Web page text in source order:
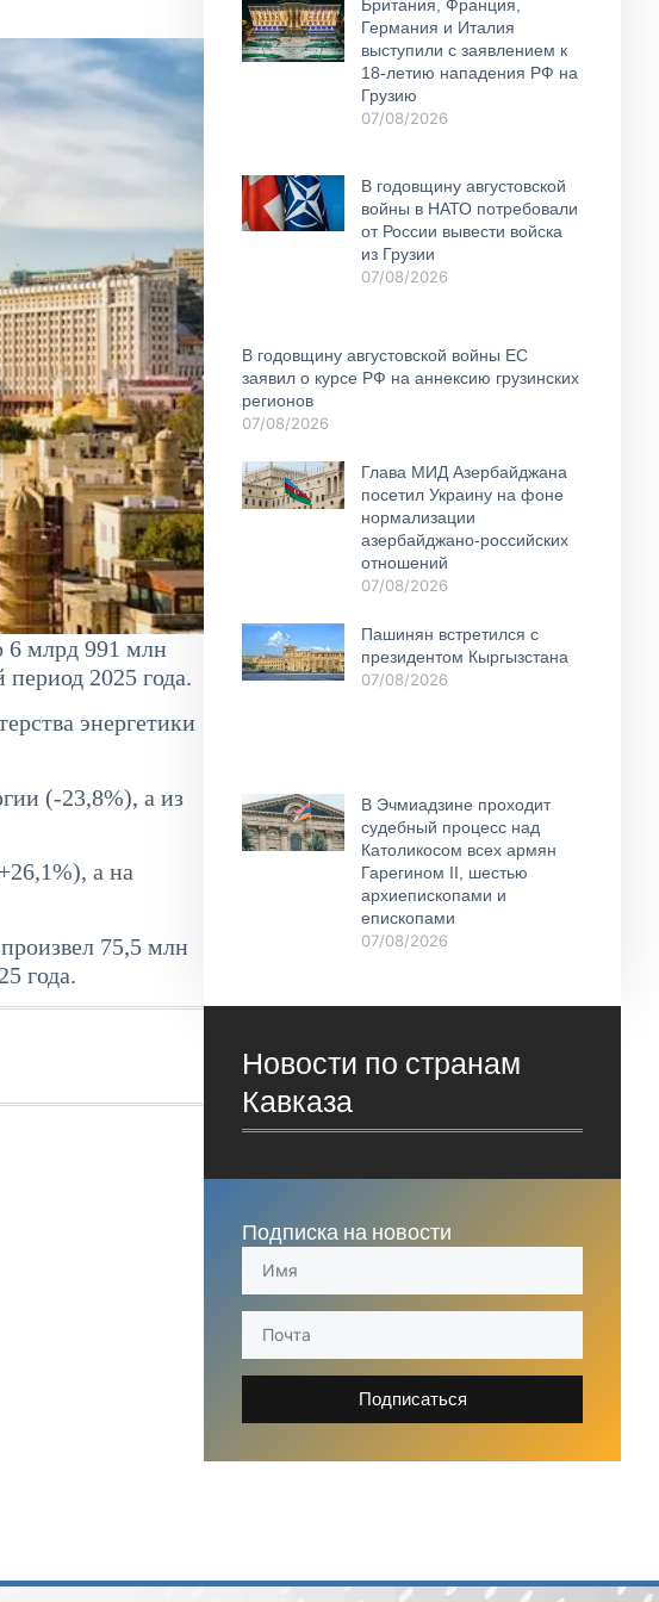
6 млрд 991 млн
2025 года.
энергетики
(-23,8%), а из
а на
75,5 млн
года.
Британия, Франция,
Германия и Италия
выступили с заявлением к
18-летию нападения РФ на
Грузию
07/08/2026
В годовщину августовской
войны в НАТО потребовали
от России вывести войска
из Грузии
07/08/2026
В годовщину августовской войны ЕС
заявил о курсе РФ на аннексию грузинских
регионов
07/08/2026
Глава МИД Азербайджана
посетил Украину на фоне
нормализации
азербайджано-российских
отношений
07/08/2026
Пашинян встретился с
президентом Кыргызстана
07/08/2026
В Эчмиадзине проходит
судебный процесс над
Католикосом всех армян
Гарегином II, шестью
архиепископами и
епископами
07/08/2026
Новости по странам
Кавказа
Подписка на новости
Подписаться